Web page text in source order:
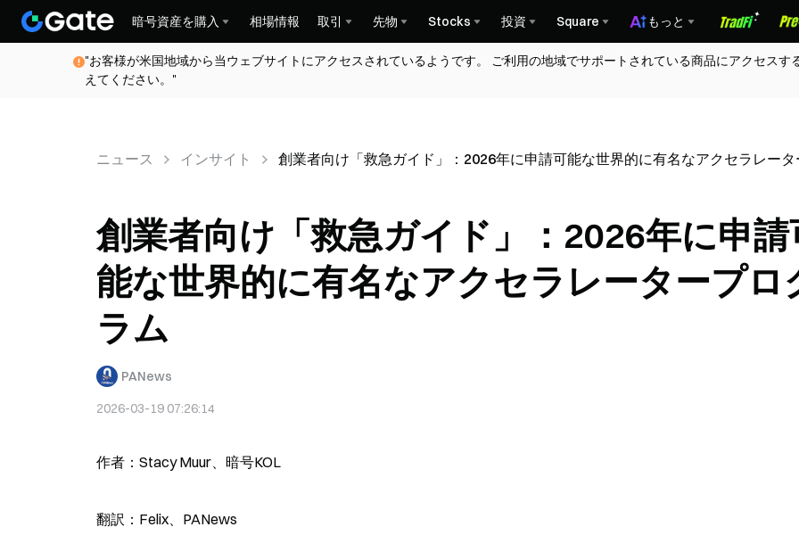
暗号資産を購入 相場情報 取引 先物 Stocks 投資 Square もっと
"お客様が米国地域から当ウェブサイトにアクセスされているようです。 ご利用の地域でサポートされている商品にアクセスす
えてください。"
ニュース インサイト 創業者向け「救急ガイド」：2026年に申請可能な世界的に有名なアクセラレー
創業者向け「救急ガイド」：2026年に申請
能な世界的に有名なアクセラレータープロ
ラム
PANews
2026-03-19 07:26:14
作者：Stacy Muur、暗号KOL
翻訳：Felix、PANews